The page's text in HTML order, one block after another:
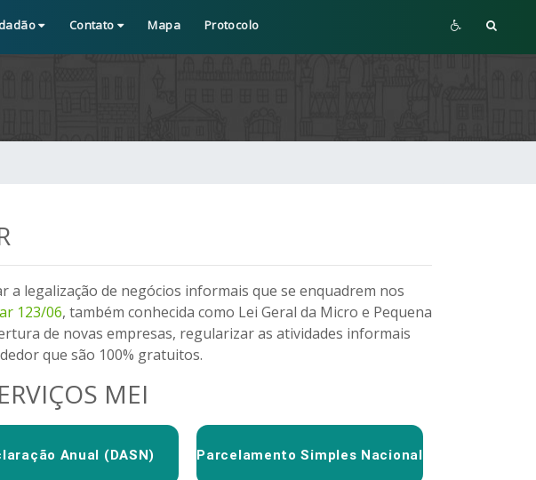
Contato Mapa Protocolo
legalização de negócios informais que se enquadrem nos
123/06, também conhecida como Lei Geral da Micro e Pequena
de novas empresas, regularizar as atividades informais
que são 100% gratuitos.
MEI
Anual (DASN) Parcelamento Simples Nacional